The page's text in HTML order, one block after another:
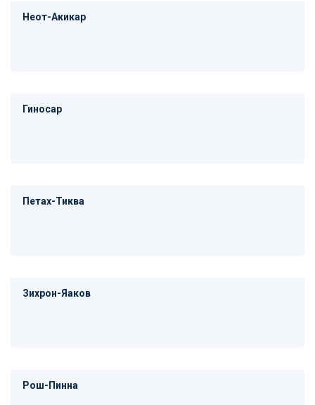
Неот-Акикар
Гиносар
Петах-Тиква
Зихрон-Яаков
Рош-Пинна